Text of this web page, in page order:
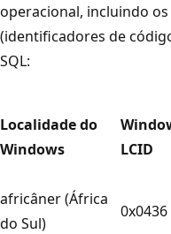
operacional, incluindo os
(identificadores de
SQL:
Localidade do
Windows
LCID
africâner (África
do Sul)
0x0436